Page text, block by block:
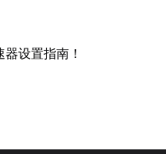
设置指南！